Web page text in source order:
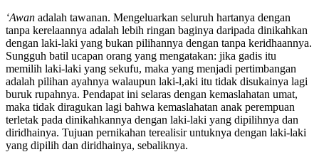
‘Awanadalah tawanan. Mengeluarkan seluruh hartanya dengan
tanpa kerelaannya adalah lebih ringan baginya daripada dinikahkan
dengan laki-laki yang bukan pilihannya dengan tanpa keridhaannya.
Sungguh batil ucapan orang yang mengatakan: jika gadis itu
memilih laki-laki yang sekufu, maka yang menjadi pertimbangan
adalah pilihan ayahnya walaupun laki-l,aki itu tidak disukainya lagi
buruk rupahnya. Pendapat ini selaras dengan kemaslahatan umat,
maka tidak diragukan lagi bahwa kemaslahatan anak perempuan
terletak pada dinikahkannya dengan laki-laki yang dipilihnya dan
diridhainya. Tujuan pernikahan terealisir untuknya dengan laki-laki